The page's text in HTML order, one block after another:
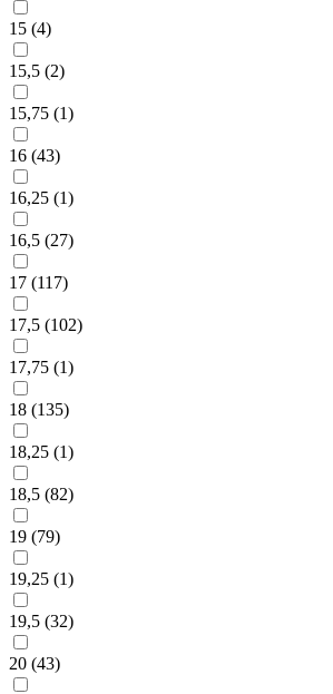
15 (4)
15,5 (2)
15,75 (1)
16 (43)
16,25 (1)
16,5 (27)
17 (117)
17,5 (102)
17,75 (1)
18 (135)
18,25 (1)
18,5 (82)
19 (79)
19,25 (1)
19,5 (32)
20 (43)